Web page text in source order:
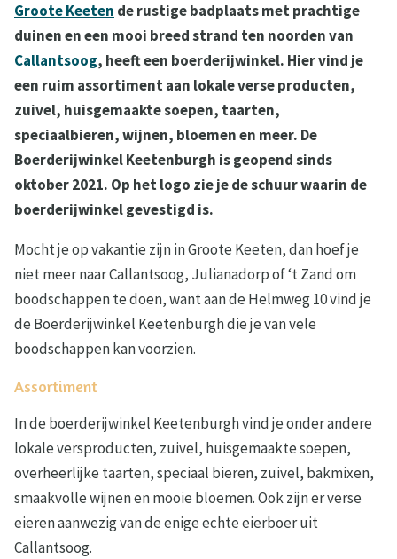
Groote Keeten de rustige badplaats met prachtige
duinen en een mooi breed strand ten noorden van
Callantsoog, heeft een boerderijwinkel. Hier vind je
een ruim assortiment aan lokale verse producten,
zuivel, huisgemaakte soepen, taarten,
speciaalbieren, wijnen, bloemen en meer. De
Boerderijwinkel Keetenburgh is geopend sinds
oktober 2021. Op het logo zie je de schuur waarin de
boerderijwinkel gevestigd is.
Mocht je op vakantie zijn in Groote Keeten, dan hoef je
niet meer naar Callantsoog, Julianadorp of ‘t Zand om
boodschappen te doen, want aan de Helmweg 10 vind je
de Boerderijwinkel Keetenburgh die je van vele
boodschappen kan voorzien.
Assortiment
In de boerderijwinkel Keetenburgh vind je onder andere
lokale versproducten, zuivel, huisgemaakte soepen,
overheerlijke taarten, speciaal bieren, zuivel, bakmixen,
smaakvolle wijnen en mooie bloemen. Ook zijn er verse
eieren aanwezig van de enige echte eierboer uit
Callantsoog.